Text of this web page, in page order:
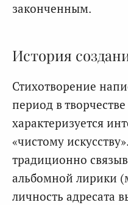
законченным.
История
Стихотворение
период в
характеризуется
«чистому
традиционно
альбомной лирики
личность адресата